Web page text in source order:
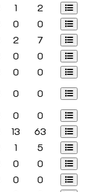
1
2
0
0
2
7
0
0
0
0
0
0
0
0
13
63
1
5
0
0
0
0